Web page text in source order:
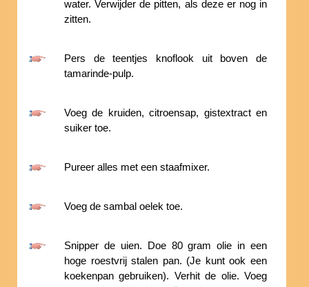
water. Verwijder de pitten, als deze er nog in
zitten.
Pers de teentjes knoflook uit boven de
tamarinde-pulp.
Voeg de kruiden, citroensap, gistextract en
suiker toe.
Pureer alles met een staafmixer.
Voeg de sambal oelek toe.
Snipper de uien. Doe 80 gram olie in een
hoge roestvrij stalen pan. (Je kunt ook een
koekenpan gebruiken). Verhit de olie. Voeg